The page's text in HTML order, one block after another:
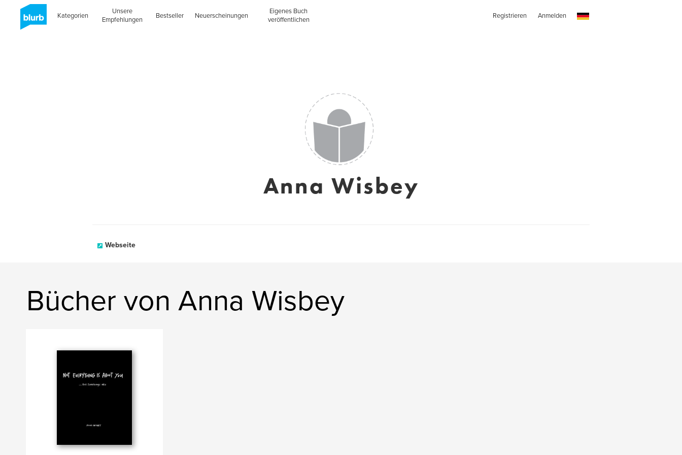
Kategorien
Unsere
Empfehlungen
Bestseller Neuerscheinungen
Eigenes Buch
veröffentlichen
Registrieren Anmelden
Anna Wisbey
Webseite
Bücher von Anna Wisbey